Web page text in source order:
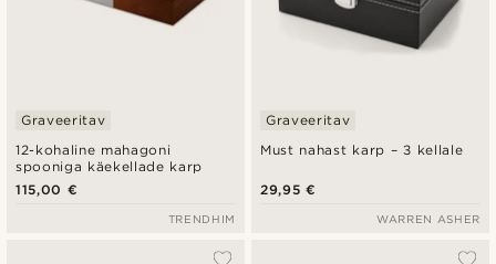
12-kohaline mahagoni
spooniga käekellade karp
Graveeritav
115,00 €
TRENDHIM
Must nahast karp – 3 kellale
Graveeritav
29,95 €
WARREN ASHER